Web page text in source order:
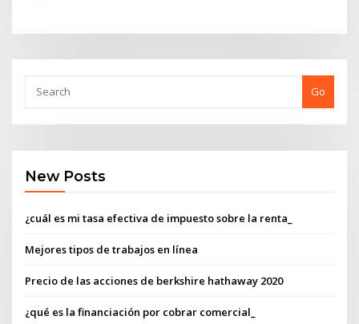
Go
New Posts
¿cuál es mi tasa efectiva de impuesto sobre la renta_
Mejores tipos de trabajos en línea
Precio de las acciones de berkshire hathaway 2020
¿qué es la financiación por cobrar comercial_